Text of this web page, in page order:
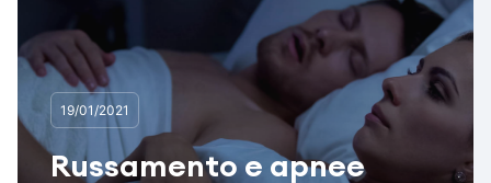
19/01/2021
Russamento e apnee